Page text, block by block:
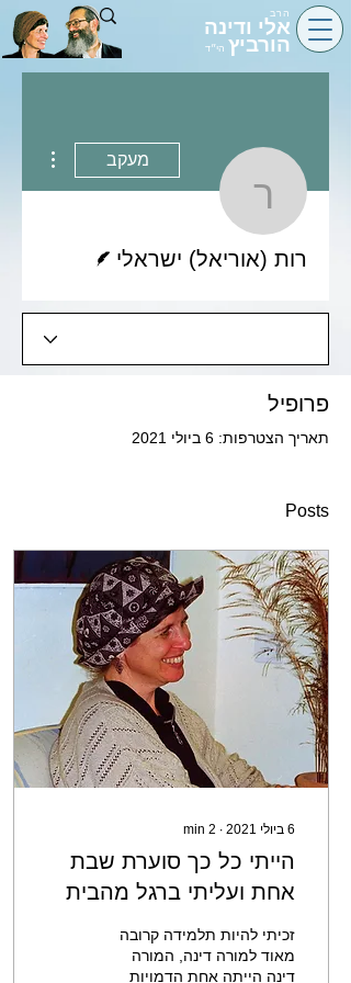
הרב
אלי ודינה
הורביץ הי״ד
רות (אוריאל)
מעקב
רות (אוריאל) ישראלי
פרופיל
תאריך הצטרפות: 6 ביולי 2021
Posts
6 ביולי 2021 ∙
2
min
הייתי כל כך סוערת שבת
אחת ועליתי ברגל מהבית
בחברון, ללא הודעה מראש
לשתף את המורה דינה את
זכיתי להיות תלמידה קרובה
מאוד למורה דינה, המורה
דינה הייתה אחת הדמויות